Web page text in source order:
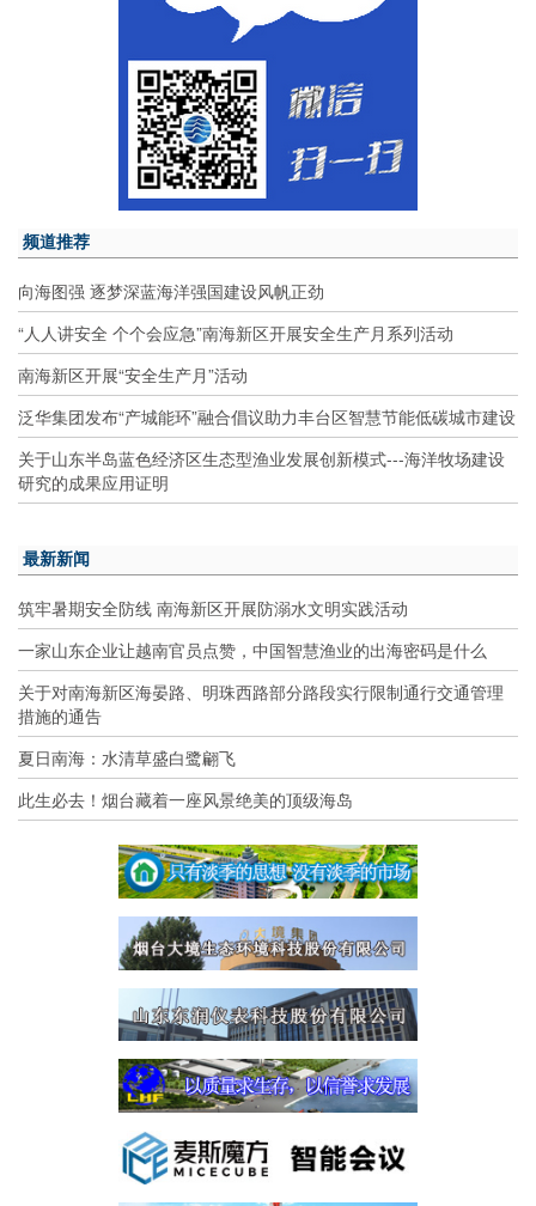
频道推荐
向海图强 逐梦深蓝海洋强国建设风帆正劲
“人人讲安全 个个会应急”南海新区开展安全生产月系列活动
南海新区开展“安全生产月”活动
泛华集团发布“产城能环”融合倡议助力丰台区智慧节能低碳城市建设
关于山东半岛蓝色经济区生态型渔业发展创新模式---海洋牧场建设
研究的成果应用证明
最新新闻
筑牢暑期安全防线 南海新区开展防溺水文明实践活动
一家山东企业让越南官员点赞，中国智慧渔业的出海密码是什么
关于对南海新区海晏路、明珠西路部分路段实行限制通行交通管理
措施的通告
夏日南海：水清草盛白鹭翩飞
此生必去！烟台藏着一座风景绝美的顶级海岛